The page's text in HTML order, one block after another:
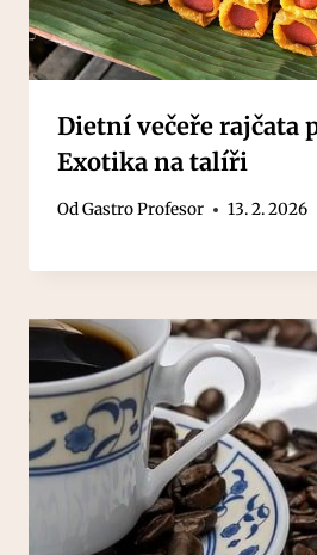
Dietní večeře rajčata
Exotika na talíři
OdGastro Profesor 13. 2. 2026